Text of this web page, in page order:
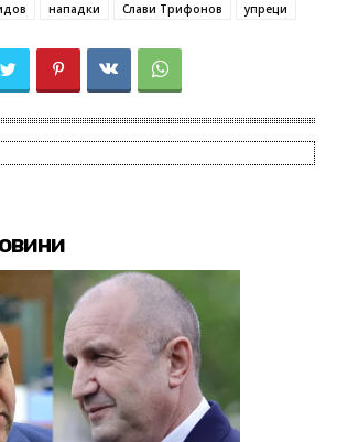
нападки Слави Трифонов упреци